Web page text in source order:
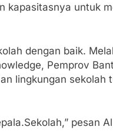
kapasitasnya untuk
dengan baik.
Pemprov
lingkungan sekolah
pesan